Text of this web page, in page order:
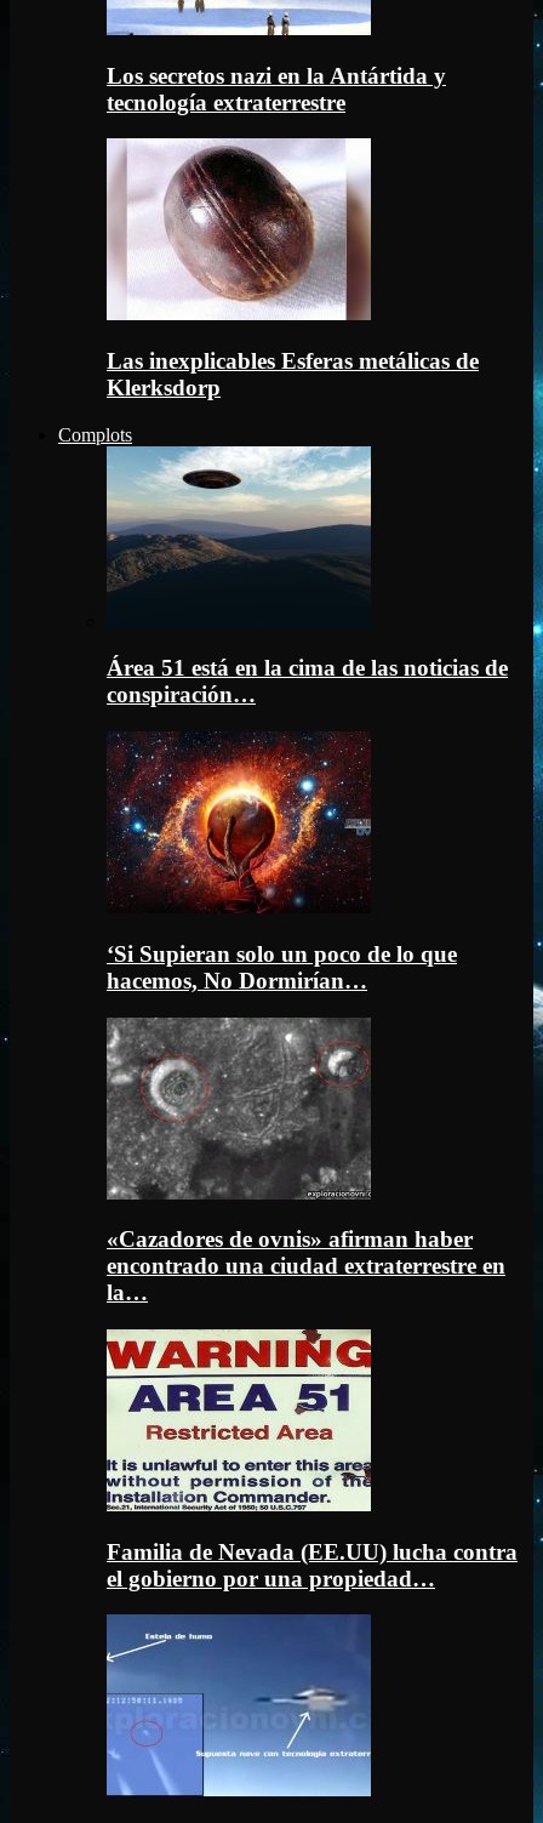
Los secretos nazi en la Antártida y
tecnología extraterrestre
Las inexplicables Esferas metálicas de
Klerksdorp
Complots
Área 51 está en la cima de las noticias de
conspiración…
‘Si Supieran solo un poco de lo que
hacemos, No Dormirían…
«Cazadores de ovnis» afirman haber
encontrado una ciudad extraterrestre en
la…
Familia de Nevada (EE.UU) lucha contra
el gobierno por una propiedad…